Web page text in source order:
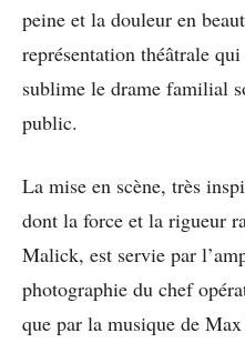
peine et la douleur en
représentation théâtrale
sublime le drame familial
public.
La mise en scène, très
dont la force et la rigueur
Malick, est servie par
photographie du chef
que par la musique de